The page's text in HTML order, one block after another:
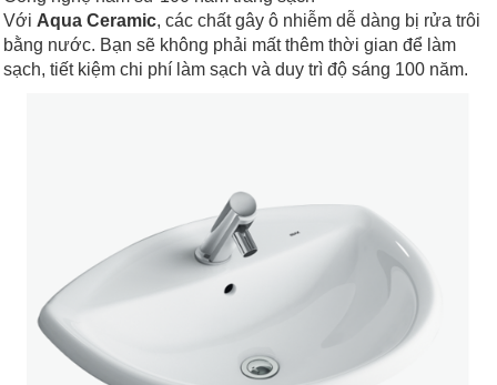
Với Aqua Ceramic, các chất gây ô nhiễm dễ dàng bị rửa trôi
bằng nước. Bạn sẽ không phải mất thêm thời gian để làm
sạch, tiết kiệm chi phí làm sạch và duy trì độ sáng 100 năm.